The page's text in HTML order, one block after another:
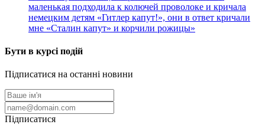
маленькая подходила к колючей проволоке и кричала
немецким детям «Гитлер капут!», они в ответ кричали
мне «Сталин капут» и корчили рожицы»
Бути в курсі подій
Підписатися на останні новини
Підписатися